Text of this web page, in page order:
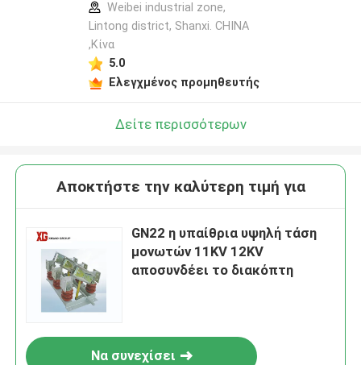
Weibei industrial zone,
Lintong district, Shanxi. CHINA
,Κίνα
5.0
Ελεγχμένος προμηθευτής
Δείτε περισσότερων
Αποκτήστε την καλύτερη τιμή για
GN22 η υπαίθρια υψηλή τάση
μονωτών 11KV 12KV
αποσυνδέει το διακόπτη
Να συνεχίσει